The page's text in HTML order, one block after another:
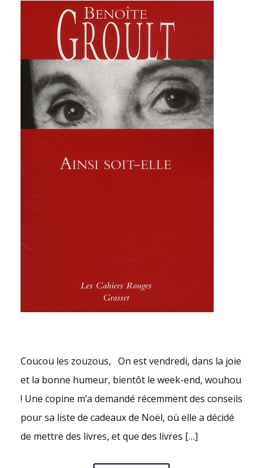
Coucou les zouzous, On est vendredi, dans la joie
et la bonne humeur, bientôt le week-end, wouhou
! Une copine m’a demandé récemment des conseils
pour sa liste de cadeaux de Noël, où elle a décidé
de mettre des livres, et que des livres […]